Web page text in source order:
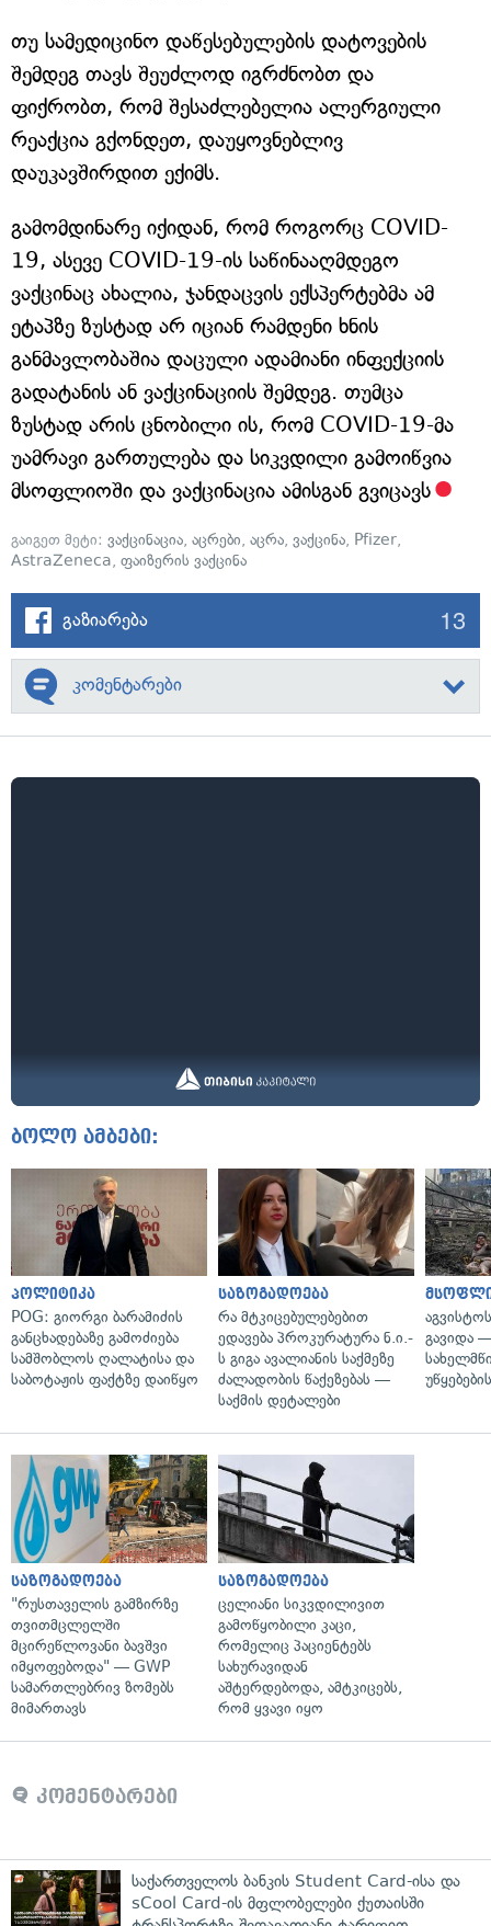
თუ სამედიცინო დაწესებულების დატოვების
შემდეგ თავს შეუძლოდ იგრძნობთ და
ფიქრობთ, რომ შესაძლებელია ალერგიული
რეაქცია გქონდეთ, დაუყოვნებლივ
დაუკავშირდით ექიმს.
გამომდინარე იქიდან, რომ როგორც COVID-
19, ასევე COVID-19-ის საწინააღმდეგო
ვაქცინაც ახალია, ჯანდაცვის ექსპერტებმა ამ
ეტაპზე ზუსტად არ იციან რამდენი ხნის
განმავლობაშია დაცული ადამიანი ინფექციის
გადატანის ან ვაქცინაციის შემდეგ. თუმცა
ზუსტად არის ცნობილი ის, რომ COVID-19-მა
უამრავი გართულება და სიკვდილი გამოიწვია
მსოფლიოში და ვაქცინაცია ამისგან გვიცავს
გაიგეთ მეტი: ვაქცინაცია, აცრები, აცრა, ვაქცინა, Pfizer,
AstraZeneca, ფაიზერის ვაქცინა
გაზიარება 13
კომენტარები
ბოლო ამბები:
პოლიტიკა
POG: გიორგი ბარამიძის
განცხადებაზე გამოძიება
სამშობლოს ღალატისა და
საბოტაჟის ფაქტზე დაიწყო
საზოგადოება
რა მტკიცებულებებით
ედავება პროკურატურა ნ.ი.-
ს გიგა ავალიანის საქმეზე
ძალადობის წაქეზებას —
საქმის დეტალები
გავიდა
საზოგადოება
"რუსთაველის გამზირზე
თვითმცლელში
მცირეწლოვანი ბავშვი
იმყოფებოდა" — GWP
სამართლებრივ ზომებს
მიმართავს
საზოგადოება
ცელიანი სიკვდილივით
გამოწყობილი კაცი,
რომელიც პაციენტებს
სახურავიდან
აშტერდებოდა, ამტკიცებს,
რომ ყვავი იყო
კომენტარები
საქართველოს ბანკის Student Card-ისა და
sCool Card-ის მფლობელები ქუთაისში